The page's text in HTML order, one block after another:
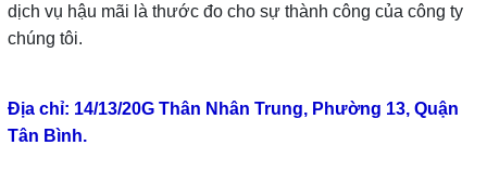
dịch vụ hậu mãi là thước đo cho sự thành công của công ty
chúng tôi.
Địa chỉ: 14/13/20G Thân Nhân Trung, Phường 13, Quận
Tân Bình.